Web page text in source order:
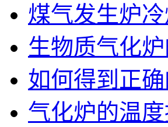
煤气发生炉
生物质气化
如何得到正
气化炉的温